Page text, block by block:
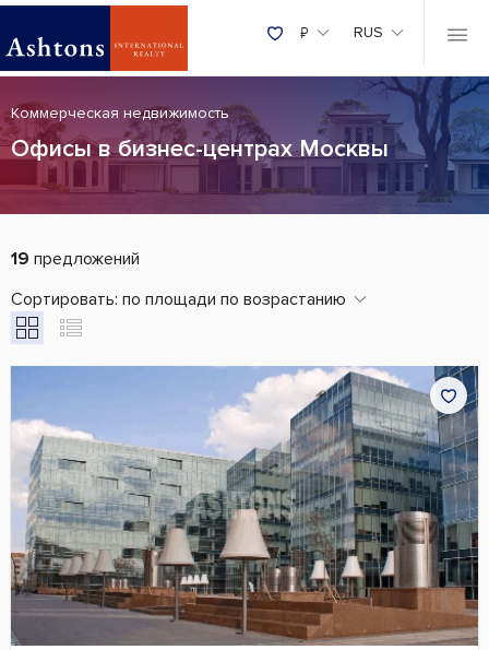
₽ RUS
Коммерческая недвижимость
Офисы в бизнес-центрах Москвы
19 предложений
Сортировать: по площади по возрастанию